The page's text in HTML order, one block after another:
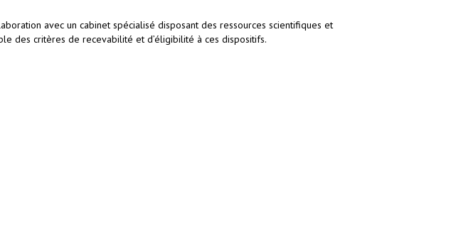
avec un cabinet spécialisé disposant des ressources scientifiques et
des critères de recevabilité et d’éligibilité à ces dispositifs.